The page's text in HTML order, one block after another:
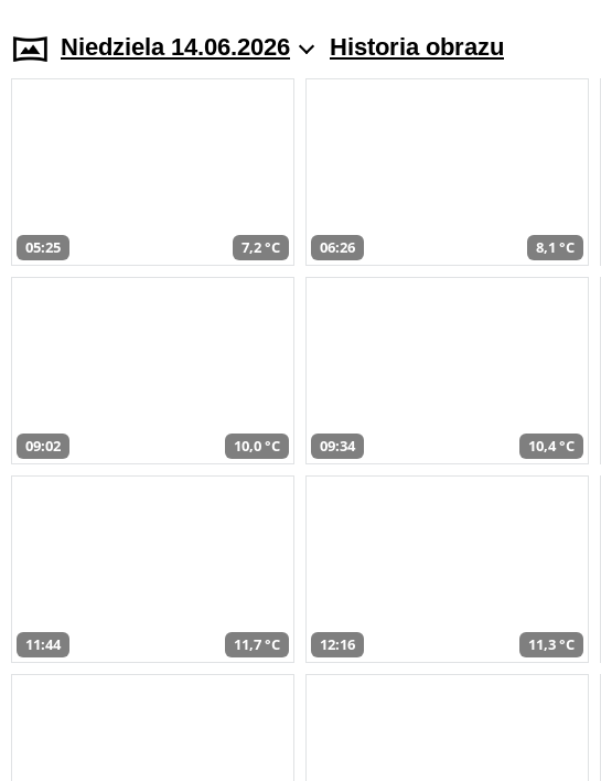
Niedziela 14.06.2026 Historia obrazu
05:25 7,2 °C 06:26 8,1 °C
09:02 10,0 °C 09:34 10,4 °C
11:44 11,7 °C 12:16 11,3 °C